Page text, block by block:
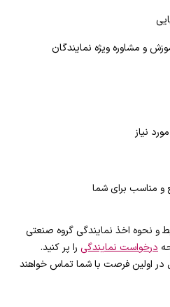
و مشاوره ویژه نمایندگان
نیاز
مناسب برای شما
و نحوه اخذ نمایندگی گروه صنعتی
درخواست نمایندگی را پر کنید.
در اولین فرصت با شما تماس خواهند